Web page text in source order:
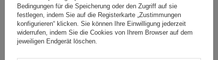
Bedingungen für die Speicherung oder den Zugriff auf sie
festlegen, indem Sie auf die Registerkarte „Zustimmungen
konfigurieren“ klicken. Sie können Ihre Einwilligung jederzeit
widerrufen, indem Sie die Cookies von Ihrem Browser auf dem
jeweiligen Endgerät löschen.